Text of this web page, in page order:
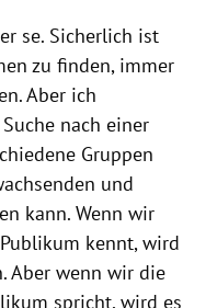
se. Sicherlich ist
zu finden, immer
Aber ich
nach einer
Gruppen
und
kann. Wenn wir
kennt, wird
Aber wenn wir die
spricht, wird es